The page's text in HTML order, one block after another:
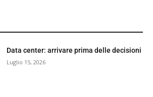
Data center: arrivare prima delle decisioni
Luglio 15, 2026